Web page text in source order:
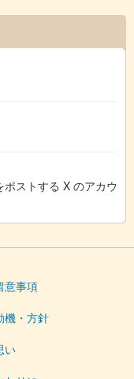
ストする X のアカウ
意事項
機・方針
い